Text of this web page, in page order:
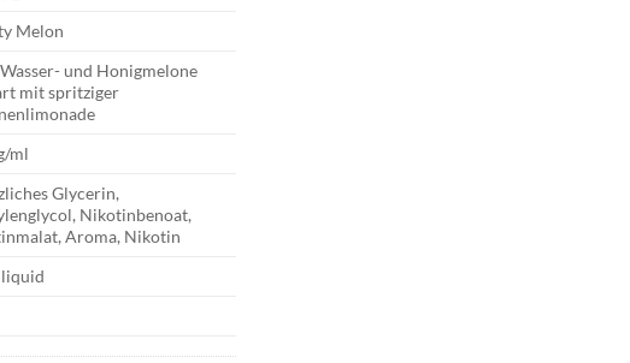
Melon
und Honigmelone
mit spritziger
ml
Glycerin,
Nikotinbenoat,
Aroma, Nikotin